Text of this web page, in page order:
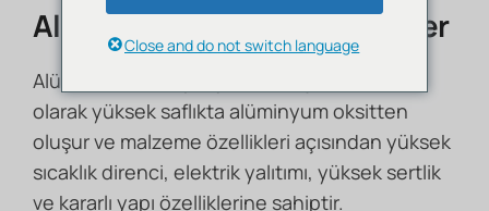
Alümina Parçalar ve Bileşenler
Alümina seramik parçalar (bileşenler) esas
olarak yüksek saflıkta alüminyum oksitten
oluşur ve malzeme özellikleri açısından yüksek
sıcaklık direnci, elektrik yalıtımı, yüksek sertlik
ve kararlı yapı özelliklerine sahiptir.
Close and do not switch language